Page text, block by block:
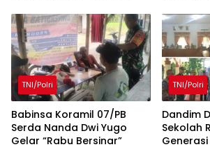
Penuh Kebersamaan
kepada
TNI/Polri
Babinsa Koramil 07/PB
Serda Nanda Dwi Yugo
Gelar “Rabu Bersinar”
TNI/Polri
Dandim
Sekolah